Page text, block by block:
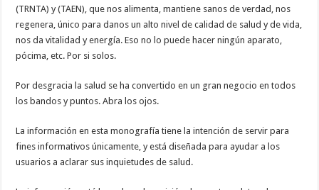
(TRNTA) y (TAEN), que nos alimenta, mantiene sanos de verdad, nos
regenera, único para danos un alto nivel de calidad de salud y de vida,
nos da vitalidad y energía. Eso no lo puede hacer ningún aparato,
pócima, etc. Por si solos.
Por desgracia la salud se ha convertido en un gran negocio en todos
los bandos y puntos. Abra los ojos.
La información en esta monografía tiene la intención de servir para
fines informativos únicamente, y está diseñada para ayudar a los
usuarios a aclarar sus inquietudes de salud.